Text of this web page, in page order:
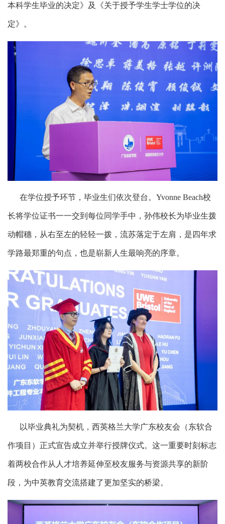
本科学生毕业的决定》及《关于授予学生学士学位的决
定》。
在学位授予环节，毕业生们依次登台。Yvonne Beach校
长将学位证书一一交到每位同学手中，孙伟校长为毕业生拨
动帽穗，从右至左的轻轻一拨，流苏落定于左肩，是四年求
学路最郑重的句点，也是崭新人生最响亮的序章。
以毕业典礼为契机，西英格兰大学广东校友会（东软合
作项目）正式宣告成立并举行授牌仪式。这一重要时刻标志
着两校合作从人才培养延伸至校友服务与资源共享的新阶
段，为中英教育交流搭建了更加坚实的桥梁。